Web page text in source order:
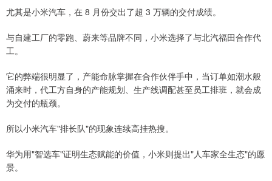
尤其是小米汽车，在 8 月份交出了超 3 万辆的交付成绩。
与自建工厂的零跑、蔚来等品牌不同，小米选择了与北汽福田合作代
工。
它的弊端很明显了，产能命脉掌握在合作伙伴手中，当订单如潮水般
涌来时，代工方自身的产能规划、生产线调配甚至员工排班，就会成
为交付的瓶颈。
所以小米汽车"排长队"的现象连续高挂热搜。
华为用"智选车"证明生态赋能的价值，小米则提出"人车家全生态"的愿
景。